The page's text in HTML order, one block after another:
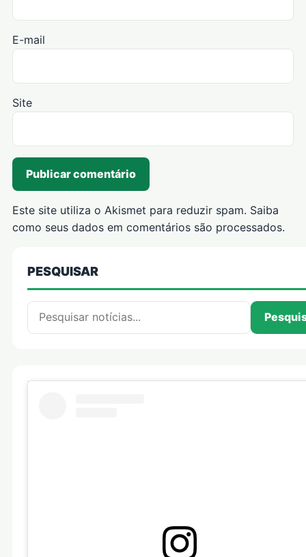
E-mail
Site
Este site utiliza o Akismet para reduzir spam. Saiba
como seus dados em comentários são processados.
PESQUISAR
Pesquisar por: